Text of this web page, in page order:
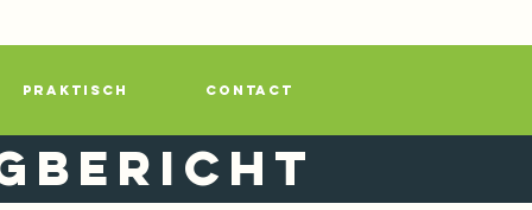
PRAKTISCH CONTACT